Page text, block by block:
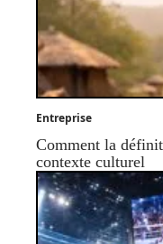
Entreprise
Comment la
contexte culturel